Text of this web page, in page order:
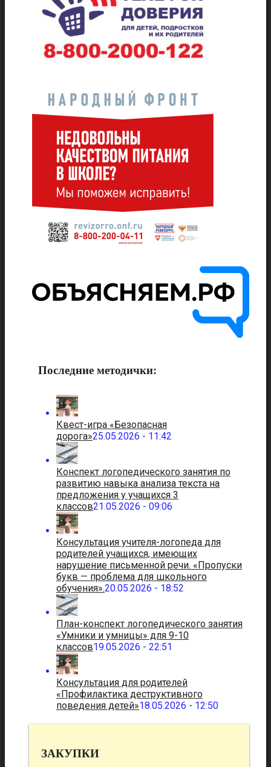
Последние методички:
Квест-игра «Безопасная
дорога»25.05.2026 - 11:42
Конспект логопедического занятия по
развитию навыка анализа текста на
предложения у учащихся 3
классов21.05.2026 - 09:06
Консультация учителя-логопеда для
родителей учащихся, имеющих
нарушение письменной речи. «Пропуски
букв — проблема для школьного
обучения».20.05.2026 - 18:52
План-конспект логопедического занятия
«Умники и умницы» для 9-10
классов19.05.2026 - 22:51
Консультация для родителей
«Профилактика деструктивного
поведения детей»18.05.2026 - 12:50
ЗАКУПКИ